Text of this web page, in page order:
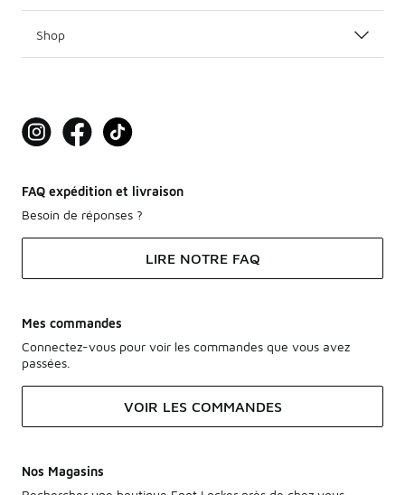
Shop
FAQ expédition et livraison
Besoin de réponses ?
LIRE NOTRE FAQ
Mes commandes
Connectez-vous pour voir les commandes que vous avez
passées.
VOIR LES COMMANDES
Nos Magasins